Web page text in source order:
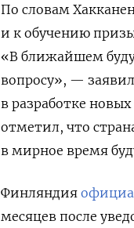
По словам
и к обучению
«В ближайшем
вопросу», —
в разработке
отметил, что
в мирное время
Финляндия
месяцев после